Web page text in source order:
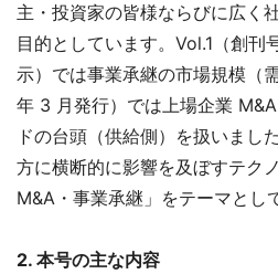
主・投資家の皆様ならびに広く
目的としています。Vol.1（創
示）では事業承継の市場規模（
年 3 月発行）では上場企業
ドの台頭（供給側）を扱いまし
方に横断的に影響を及ぼすテク
M&A・事業承継」をテーマとし
2. 本号の主な内容